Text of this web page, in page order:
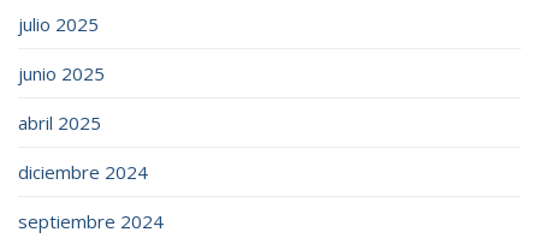
julio 2025
junio 2025
abril 2025
diciembre 2024
septiembre 2024